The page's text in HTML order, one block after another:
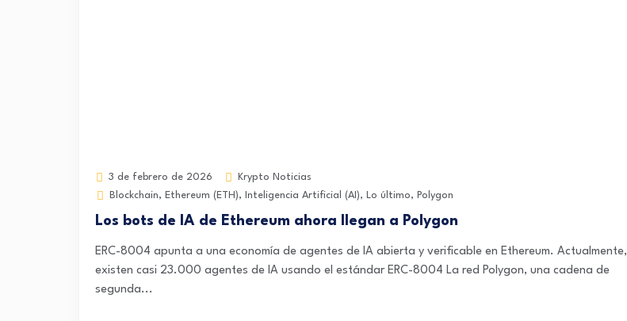
3 de febrero de 2026
Krypto Noticias
Blockchain, Ethereum (ETH), Inteligencia Artificial (AI), Lo último, Polygon
Los bots de IA de Ethereum ahora llegan a Polygon
ERC-8004 apunta a una economía de agentes de IA abierta y verificable en Ethereum. Actualmente,
existen casi 23.000 agentes de IA usando el estándar ERC-8004 La red Polygon, una cadena de
segunda...